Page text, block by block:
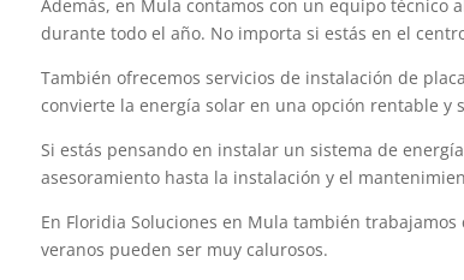
Además, en Mula contamos con un equipo
durante todo el año. No importa si estás en el
También ofrecemos servicios de instalación de
convierte la energía solar en una opción rentable y
Si estás pensando en instalar un sistema de
asesoramiento hasta la instalación y el
En Floridia Soluciones en Mula también
veranos pueden ser muy calurosos.